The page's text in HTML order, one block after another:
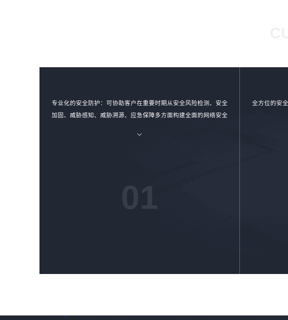
专业化的安全防护：可协助客户在重要时期从安全风险检测、安全
加固、威胁感知、威胁溯源、应急保障多方面构建全面的网络安全
01
全方位的安